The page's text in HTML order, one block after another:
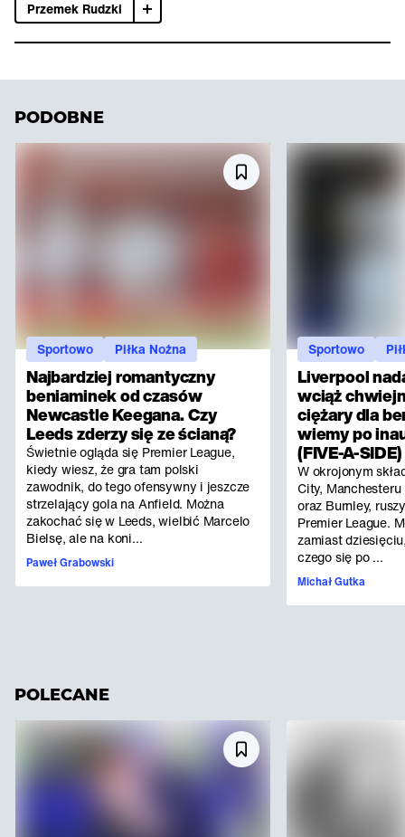
Przemek Rudzki
PODOBNE
Najbardziej romantyczny
beniaminek od czasów
Newcastle Keegana. Czy
Leeds zderzy się ze ścianą?
Świetnie ogląda się Premier League,
kiedy wiesz, że gra tam polski
zawodnik, do tego ofensywny i jeszcze
strzelający gola na Anfield. Można
zakochać się w Leeds, wielbić Marcelo
Bielsę, ale na koni...
Paweł Grabowski
Sportowo Piłka Nożna
Liverpool
wciąż
ciężary dla
wiemy po
(FIVE-A-SIDE)
W okrojonym
City,
oraz Burnley,
Premier League.
zamiast
czego się po ...
Michał Gutka
Sportowo
POLECANE